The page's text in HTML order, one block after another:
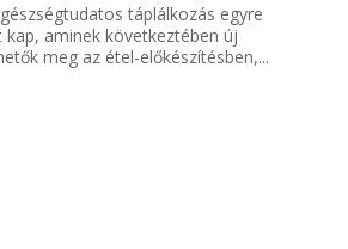
táplálkozás egyre
kap, aminek következtében új
meg az étel-előkészítésben,...